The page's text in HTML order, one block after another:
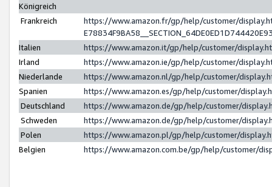
Königreich
Frankreich
https://www.amazon.fr/gp/help/customer/
Italien
https://www.amazon.it/gp/help/customer/
Irland
https://www.amazon.ie/gp/help/customer/
Niederlande
https://www.amazon.nl/gp/help/customer/
Spanien
https://www.amazon.es/gp/help/customer/
Deutschland
https://www.amazon.de/gp/help/customer/
Schweden
https://www.amazon.de/gp/help/customer/
Polen
https://www.amazon.pl/gp/help/customer/
Belgien
https://www.amazon.com.be/gp/help/customer/